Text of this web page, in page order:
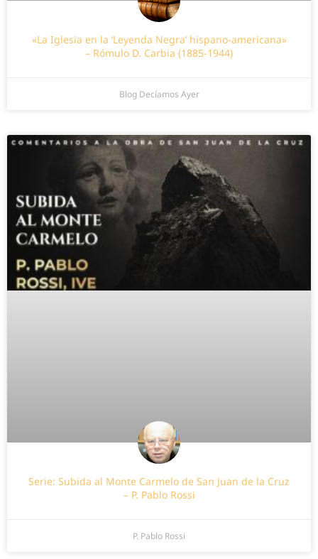
«La Iglesia en la ‘Leyenda Negra’ hispano-americana»
– Rómulo D. Carbia (1885-1944)
Blog Decíamos Ayer
Serie: Subida al Monte Carmelo de San Juan de la Cruz
– P. Pablo Rossi
P. Pablo Rossi